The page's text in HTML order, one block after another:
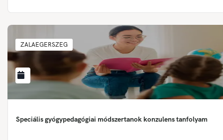
ZALAEGERSZEG
Speciális gyógypedagógiai módszertanok konzulens tanfolyam